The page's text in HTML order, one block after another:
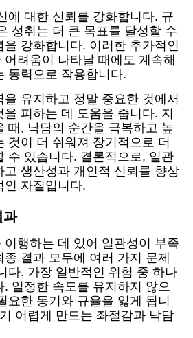
에 대한 신뢰를 강화합니다. 규
성취는 더 큰 목표를 달성할 수
을 강화합니다. 이러한 추가적인
려움이 나타날 때에도 계속해
동력으로 작용합니다.
유지하고 정말 중요한 것에서
피하는 데 도움을 줍니다. 지
때, 낙담의 순간을 극복하고 높
것이 더 쉬워져 장기적으로 더
수 있습니다. 결론적으로, 일관
고 생산성과 개인적 신뢰를 향상
인 자질입니다.
과
이행하는 데 있어 일관성이 부족
결과 모두에 여러 가지 문제
다. 가장 일반적인 위험 중 하나
. 일정한 속도를 유지하지 않으
요한 동기와 규율을 잃게 됩니
어렵게 만드는 좌절감과 낙담